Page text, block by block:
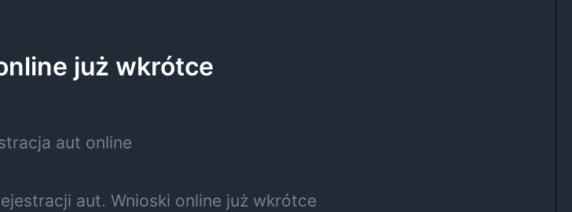
już wkrótce
aut. Wnioski online już wkrótce